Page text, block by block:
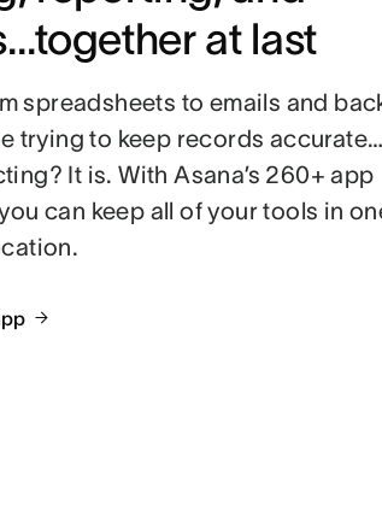
at last
spreadsheets to emails and
trying to keep records accurate…
It is. With Asana’s 260+ app
can keep all of your tools in